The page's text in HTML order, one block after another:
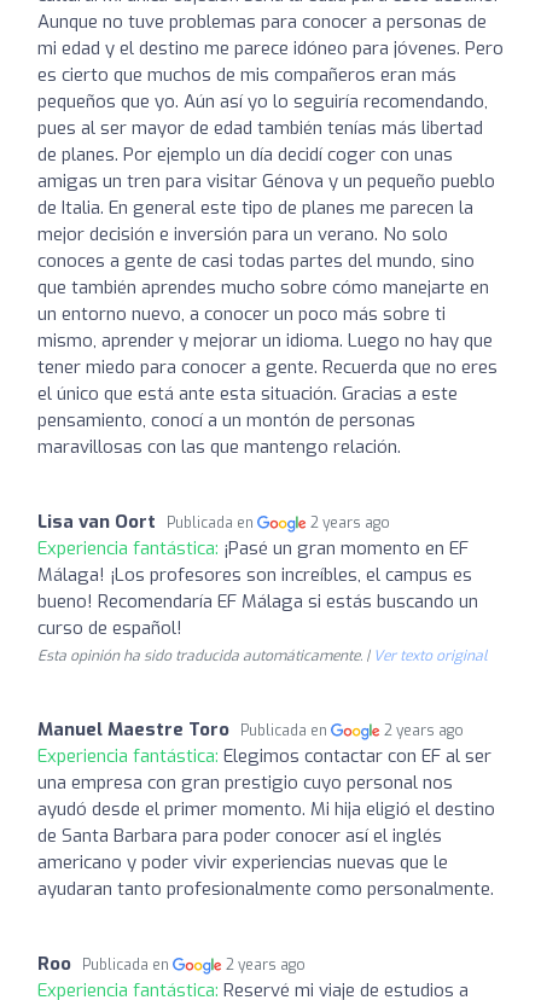
Aunque no tuve problemas para conocer a personas de
mi edad y el destino me parece idóneo para jóvenes. Pero
es cierto que muchos de mis compañeros eran más
pequeños que yo. Aún así yo lo seguiría recomendando,
pues al ser mayor de edad también tenías más libertad
de planes. Por ejemplo un día decidí coger con unas
amigas un tren para visitar Génova y un pequeño pueblo
de Italia. En general este tipo de planes me parecen la
mejor decisión e inversión para un verano. No solo
conoces a gente de casi todas partes del mundo, sino
que también aprendes mucho sobre cómo manejarte en
un entorno nuevo, a conocer un poco más sobre ti
mismo, aprender y mejorar un idioma. Luego no hay que
tener miedo para conocer a gente. Recuerda que no eres
el único que está ante esta situación. Gracias a este
pensamiento, conocí a un montón de personas
maravillosas con las que mantengo relación.
Lisa van Oort Publicada en 2 years ago
Experiencia fantástica: ¡Pasé un gran momento en EF
Málaga! ¡Los profesores son increíbles, el campus es
bueno! Recomendaría EF Málaga si estás buscando un
curso de español!
Esta opinión ha sido traducida automáticamente. | Ver texto original
Manuel Maestre Toro Publicada en 2 years ago
Experiencia fantástica: Elegimos contactar con EF al ser
una empresa con gran prestigio cuyo personal nos
ayudó desde el primer momento. Mi hija eligió el destino
de Santa Barbara para poder conocer así el inglés
americano y poder vivir experiencias nuevas que le
ayudaran tanto profesionalmente como personalmente.
Roo Publicada en 2 years ago
Experiencia fantástica: Reservé mi viaje de estudios a